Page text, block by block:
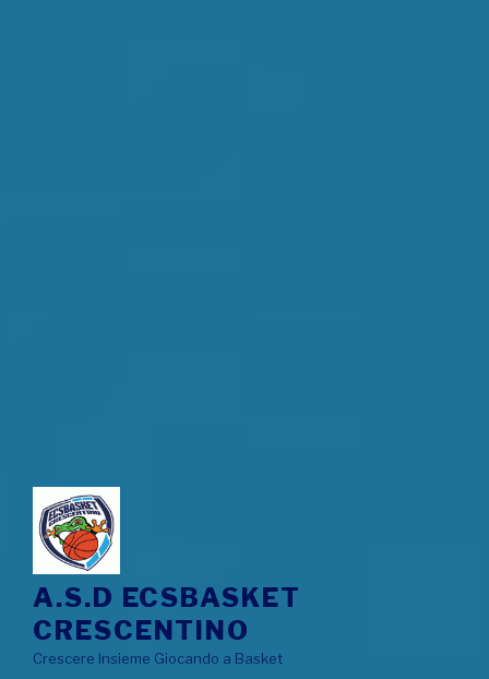
A.S.D ECSBASKET
CRESCENTINO
Crescere Insieme Giocando a Basket